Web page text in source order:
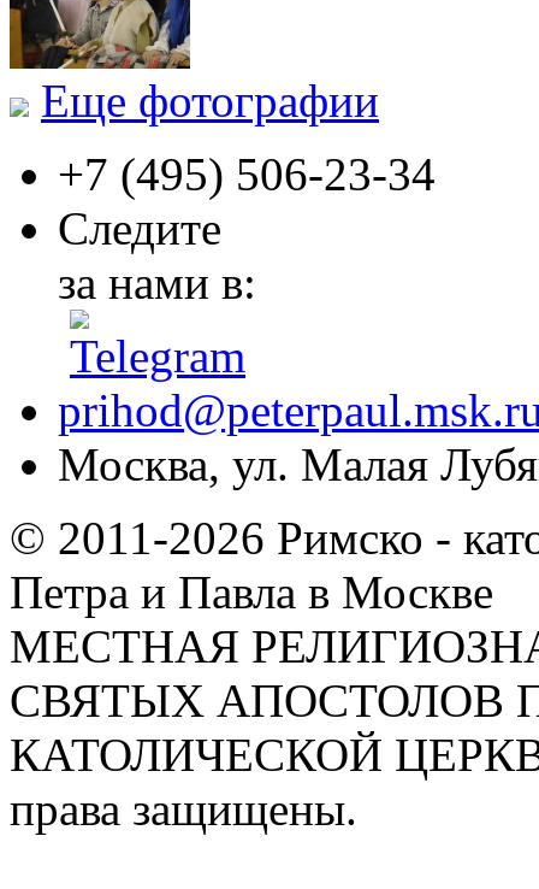
Еще фотографии
+7 (495) 506-23-34
Следите
за нами в:
Москва, ул. Малая
© 2011-2026 Римско -
Петра и Павла в Москве
МЕСТНАЯ
СВЯТЫХ АПОСТОЛОВ
КАТОЛИЧЕСКОЙ
права защищены.